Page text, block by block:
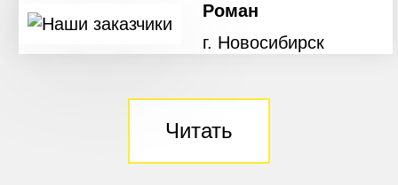
Роман
г. Новосибирск
Читать